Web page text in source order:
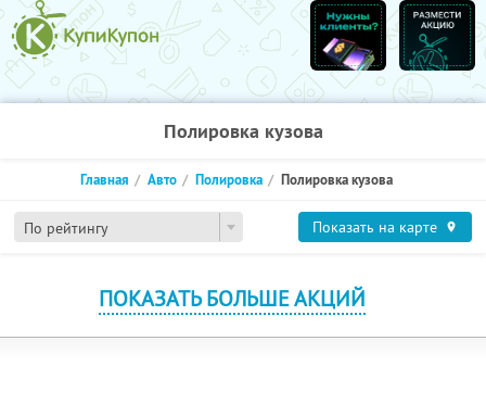
Полировка кузова
По рейтингу
Главная Авто Полировка Полировка кузова
Показать на карте
ПОКАЗАТЬ БОЛЬШЕ АКЦИЙ